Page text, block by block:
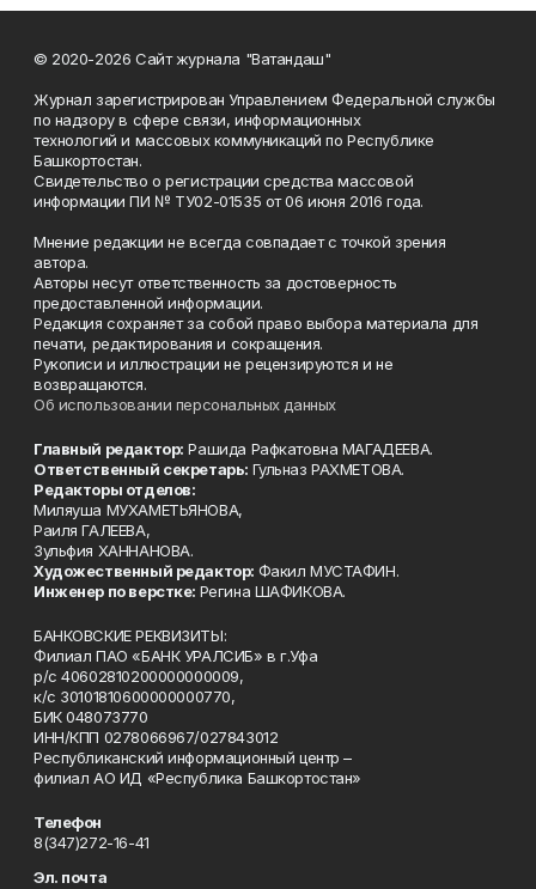
© 2020-2026 Сайт журнала "Ватандаш"
Журнал зарегистрирован Управлением Федеральной службы
по надзору в сфере связи, информационных
технологий и массовых коммуникаций по Республике
Башкортостан.
Свидетельство о регистрации средства массовой
информации ПИ № ТУ02-01535 от 06 июня 2016 года.
Мнение редакции не всегда совпадает с точкой зрения
автора.
Авторы несут ответственность за достоверность
предоставленной информации.
Редакция сохраняет за собой право выбора материала для
печати, редактирования и сокращения.
Рукописи и иллюстрации не рецензируются и не
возвращаются.
Об использовании персональных данных
Главный редактор: Рашида Рафкатовна МАГАДЕЕВА.
Ответственный секретарь: Гульназ РАХМЕТОВА.
Редакторы отделов:
Миляуша МУХАМЕТЬЯНОВА,
Раиля ГАЛЕЕВА,
Зульфия ХАННАНОВА.
Художественный редактор: Факил МУСТАФИН.
Инженер по верстке: Регина ШАФИКОВА.
БАНКОВСКИЕ РЕКВИЗИТЫ:
Филиал ПАО «БАНК УРАЛСИБ» в г.Уфа
р/с 40602810200000000009,
к/с 30101810600000000770,
БИК 048073770
ИНН/КПП 0278066967/027843012
Республиканский информационный центр –
филиал АО ИД «Республика Башкортостан»
Телефон
8(347)272-16-41
Эл. почта